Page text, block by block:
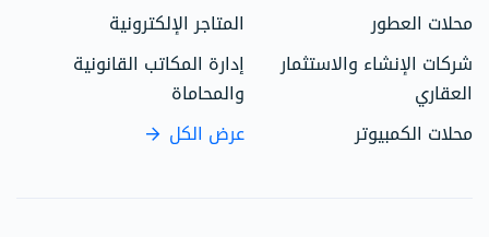
محلات العطور
المتاجر الإلكترونية
شركات الإنشاء والاستثمار
العقاري
إدارة المكاتب القانونية
والمحاماة
محلات الكمبيوتر
عرض الكل